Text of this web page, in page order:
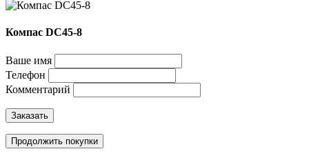
Компас DC45-8
Ваше имя
Телефон
Комментарий
Заказать
Продолжить покупки